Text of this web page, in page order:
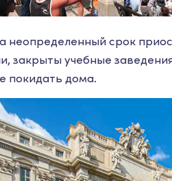
неопределенный срок
закрыты учебные
покидать дома.